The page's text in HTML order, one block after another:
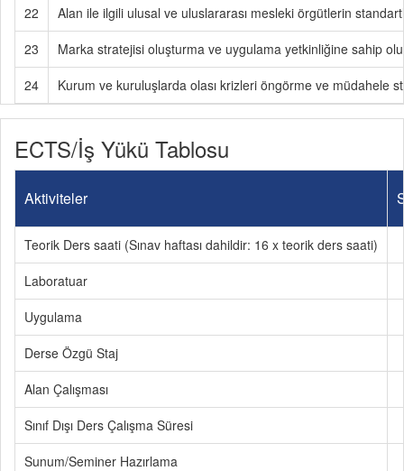
22
Alan ile ilgili ulusal ve uluslararası mesleki örgütlerin
23
Marka stratejisi oluşturma ve uygulama yetkinliğine sahip
24
Kurum ve kuruluşlarda olası krizleri öngörme ve müdahele
ECTS/İş Yükü Tablosu
Aktiviteler
Teorik Ders saati (Sınav haftası dahildir: 16 x teorik ders saati)
Laboratuar
Uygulama
Derse Özgü Staj
Alan Çalışması
Sınıf Dışı Ders Çalışma Süresi
Sunum/Seminer Hazırlama